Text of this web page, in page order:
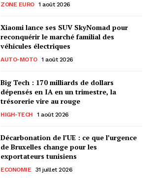
ZONE EURO 1 août 2026
Xiaomi lance ses SUV SkyNomad pour
reconquérir le marché familial des
véhicules électriques
AUTO-MOTO 1 août 2026
Big Tech : 170 milliards de dollars
dépensés en IA en un trimestre, la
trésorerie vire au rouge
HIGH-TECH 1 août 2026
Décarbonation de l’UE : ce que l’urgence
de Bruxelles change pour les
exportateurs tunisiens
ECONOMIE 31 juillet 2026